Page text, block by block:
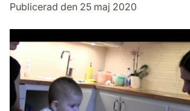
Publicerad den 25 maj 2020